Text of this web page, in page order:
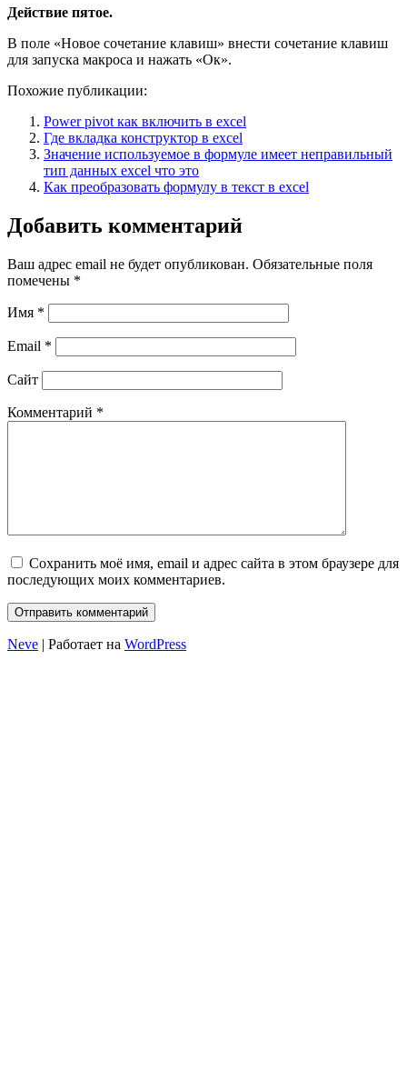
Действие пятое.
В поле «Новое сочетание клавиш» внести сочетание клавиш
для запуска макроса и нажать «Ок».
Похожие публикации:
Power pivot как включить в excel
Где вкладка конструктор в excel
Значение используемое в формуле имеет неправильный
тип данных excel что это
Как преобразовать формулу в текст в excel
Добавить комментарий
Ваш адрес email не будет опубликован. Обязательные поля
помечены *
Имя *
Email *
Сайт
Комментарий *
Сохранить моё имя, email и адрес сайта в этом браузере для
последующих моих комментариев.
Neve | Работает на WordPress